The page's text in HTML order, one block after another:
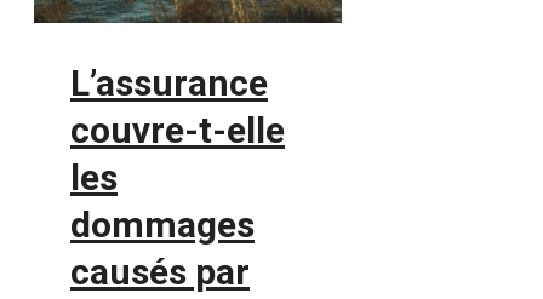
L’assurance
couvre-t-elle
les
dommages
causés par